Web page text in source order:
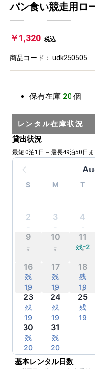
パン食い競走用ロ
￥1,320 税込
商品コード： udk250505
保有在庫 20 個
レンタル在庫状況
貸出状況
最短 0泊1日 ~ 最長49泊50日
S M T
2
-
3
-
4
-
9
-
10
-
11
残-2
16
残
19
17
残
19
18
残
19
23
残
19
24
残
19
25
残
19
30
残
20
31
残
20
基本レンタル日数